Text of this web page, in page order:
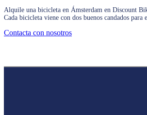
Alquile una bicicleta en Ámsterdam en Discount
Cada bicicleta viene con dos buenos candados
Contacta con nosotros